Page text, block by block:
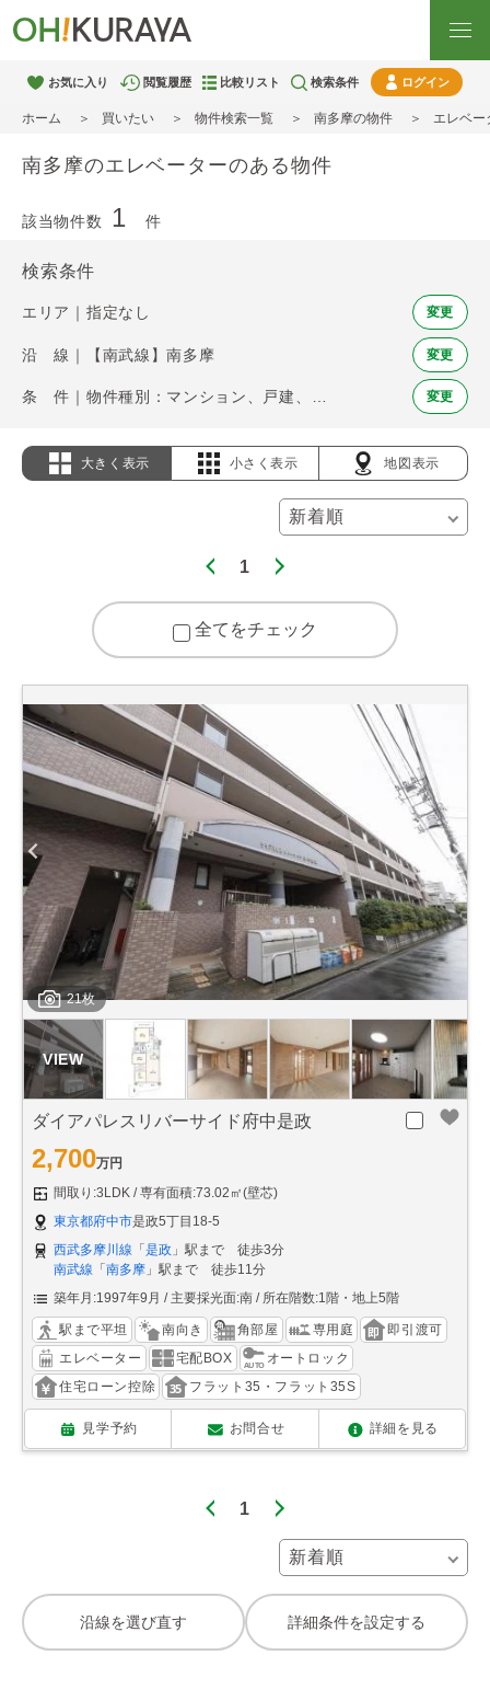
お気に入り 閲覧履歴 比較リスト 検索条件 ログイン
ホーム 買いたい 物件検索一覧 南多摩の物件 エレベー
南多摩のエレベーターのある物件
該当物件数 1 件
検索条件
エリア｜指定なし 変更
沿 線｜【南武線】南多摩 変更
変更
大きく表示 小さく表示 地図表示
1
全てをチェック
21枚
ダイアパレスリバーサイド府中是政
2,700万円
間取り:3LDK
専有面積:73.02㎡(壁芯)
東京都府中市是政5丁目18-5
西武多摩川線 「 是政 」駅まで 徒歩3分
南武線 「 南多摩 」駅まで 徒歩11分
築年月:1997年9月
主要採光面:南 所在階数:1階・地上5階
駅まで平坦 南向き 角部屋 専用庭
即引渡可
エレベーター
宅配BOX
オートロック
住宅ローン控除
フラット35・フラット35S
見学予約 お問合せ 詳細を見る
1
沿線を選び直す 詳細条件を設定する